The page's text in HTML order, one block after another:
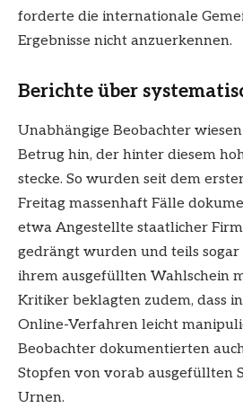
forderte die internationale
Ergebnisse nicht anzuerkennen.
Berichte über
Unabhängige Beobachter
Betrug hin, der hinter diesem
stecke. So wurden seit dem
Freitag massenhaft Fälle
etwa Angestellte staatlicher
gedrängt wurden und teils
ihrem ausgefüllten Wahlschein
Kritiker beklagten zudem, dass
Online-Verfahren leicht
Beobachter dokumentierten
Stopfen von vorab ausgefüllten
Urnen.